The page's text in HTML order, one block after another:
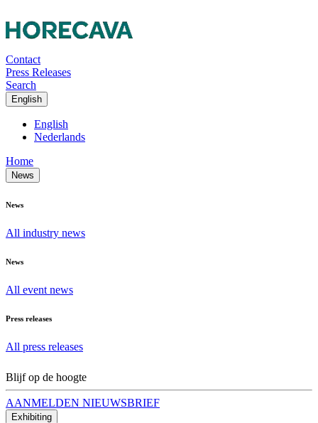
Contact
Press Releases
Search
English
English
Nederlands
Home
News
News
All industry news
News
All event news
Press releases
All press releases
Blijf op de hoogte
AANMELDEN NIEUWSBRIEF
Exhibiting